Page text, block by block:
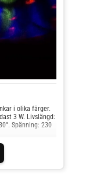
i olika färger.
3 W. Livslängd:
Spänning: 230